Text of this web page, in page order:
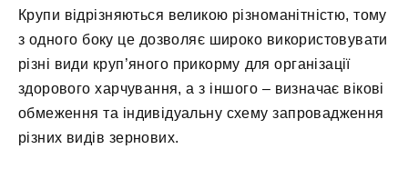
Крупи відрізняються великою різноманітністю, тому
з одного боку це дозволяє широко використовувати
різні види круп’яного прикорму для організації
здорового харчування, а з іншого – визначає вікові
обмеження та індивідуальну схему запровадження
різних видів зернових.